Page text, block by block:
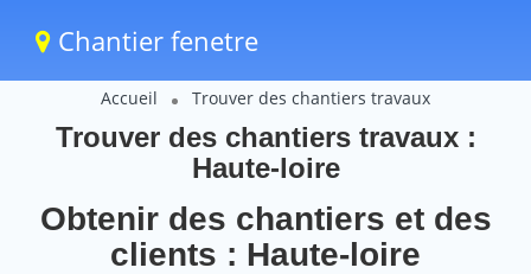
Chantier fenetre
Accueil Trouver des chantiers travaux
Trouver des chantiers travaux :
Haute-loire
Obtenir des chantiers et des
clients : Haute-loire